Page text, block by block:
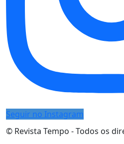
Seguir no Instagram
© Revista Tempo - Todos os